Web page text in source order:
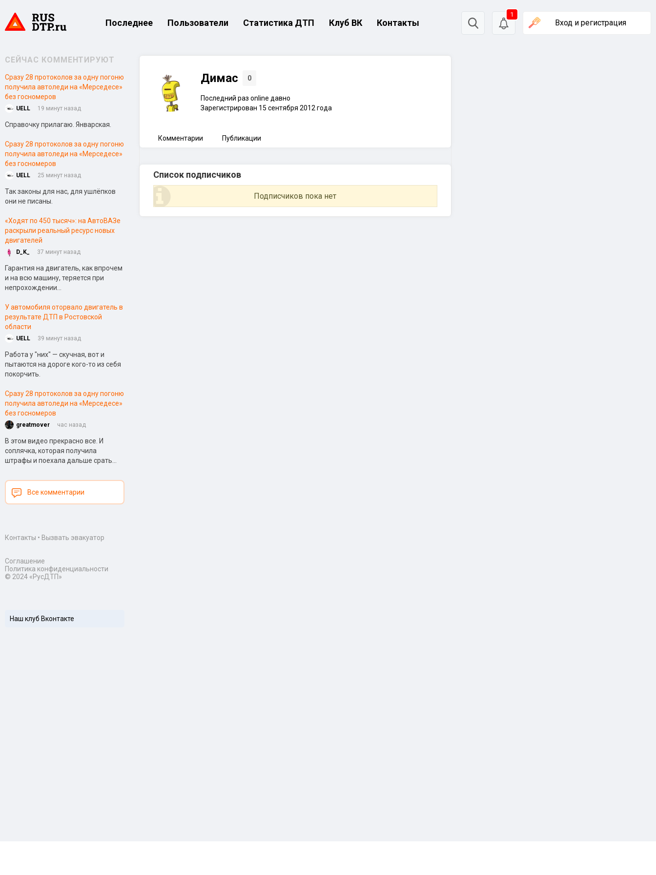
Последнее Пользователи Статистика ДТП Клуб ВК Контакты
1
Вход и регистрация
СЕЙЧАС КОММЕНТИРУЮТ
Сразу 28 протоколов за одну погоню
получила автоледи на «Мерседесе»
без госномеров
UELL 19 минут назад
Справочку прилагаю. Январская.
Сразу 28 протоколов за одну погоню
получила автоледи на «Мерседесе»
без госномеров
UELL 25 минут назад
Так законы для нас, для ушлёпков
они не писаны.
«Ходят по 450 тысяч»: на АвтоВАЗе
раскрыли реальный ресурс новых
двигателей
D_K_ 37 минут назад
Гарантия на двигатель, как впрочем
и на всю машину, теряется при
непрохождении...
У автомобиля оторвало двигатель в
результате ДТП в Ростовской
области
UELL 39 минут назад
Работа у "них" — скучная, вот и
пытаются на дороге кого-то из себя
покорчить.
Сразу 28 протоколов за одну погоню
получила автоледи на «Мерседесе»
без госномеров
greatmover час назад
В этом видео прекрасно все. И
соплячка, которая получила
штрафы и поехала дальше срать...
Все комментарии
Контакты • Вызвать эвакуатор
Соглашение
Политика конфиденциальности
© 2024 «РусДТП»
Наш клуб Вконтакте
Димас 0
Последний раз online давно
Зарегистрирован 15 сентября 2012 года
Комментарии Публикации
Список подписчиков
Подписчиков пока нет